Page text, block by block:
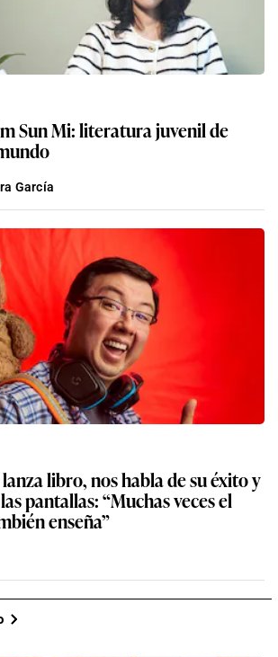
Sun Mi: literatura juvenil de
García
libro, nos habla de su éxito y
pantallas: “Muchas veces el
enseña”